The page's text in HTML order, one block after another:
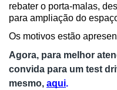
rebater o porta-malas,
para ampliação do
Os motivos estão
Agora, para melhor
convida para um test
mesmo, aqui.